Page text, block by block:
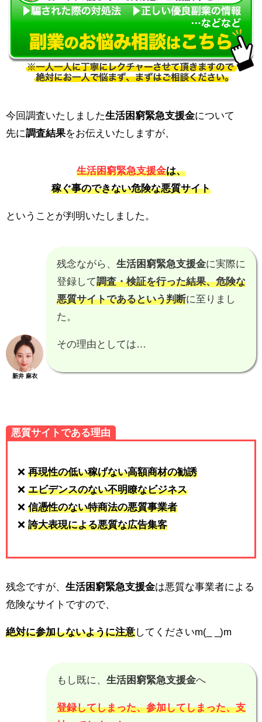
今回調査いたしました生活困窮緊急支援金について
先に調査結果をお伝えいたしますが、
生活困窮緊急支援金は、
稼ぐ事のできない危険な悪質サイト
ということが判明いたしました。
新井 麻衣
残念ながら、 生活困窮緊急支援金に実際に
登録して調査・検証を行った結果、危険な
悪質サイトであるという判断に至りまし
た。
その理由としては…
悪質サイトである理由
❌ 再現性の低い稼げない高額商材の勧誘
❌ エビデンスのない不明瞭なビジネス
❌ 信憑性のない特商法の悪質事業者
❌ 誇大表現による悪質な広告集客
残念ですが、 生活困窮緊急支援金は悪質な事業者による
危険なサイトですので、
絶対に参加しないように注意してくださいm(_ _)m
もし既に、 生活困窮緊急支援金へ
登録してしまった、参加してしまった、支